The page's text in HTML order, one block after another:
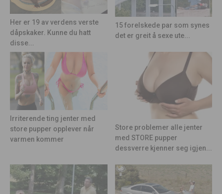
Her er 19 av verdens verste
dåpskaker. Kunne du hatt
disse...
15 forelskede par som synes
det er greit å sexe ute...
Irriterende ting jenter med
store pupper opplever når
varmen kommer
Store problemer alle jenter
med STORE pupper
dessverre kjenner seg igjen...